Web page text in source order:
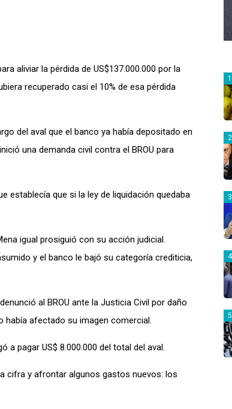
aliviar la pérdida de US$137.000.000 por la
recuperado casi el 10% de esa pérdida
del aval que el banco ya había depositado en
una demanda civil contra el BROU para
establecía que si la ley de liquidación quedaba
igual prosiguió con su acción judicial.
y el banco le bajó su categoría crediticia,
al BROU ante la Justicia Civil por daño
había afectado su imagen comercial.
pagar US$ 8.000.000 del total del aval.
cifra y afrontar algunos gastos nuevos: los